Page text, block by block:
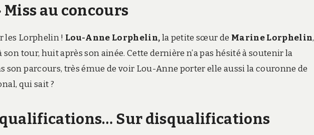
Miss au concours
les Lorphelin ! Lou-Anne Lorphelin,la petite sœur de Marine Lorphelin,
son tour, huit après son ainée. Cette dernière n’a pas hésité à soutenir la
son parcours, très émue de voir Lou-Anne porter elle aussi la couronne de
qui sait ?
Sur disqualifications